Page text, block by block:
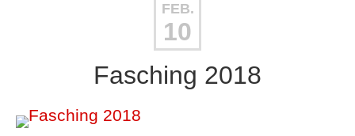
FEB.
10
Fasching 2018